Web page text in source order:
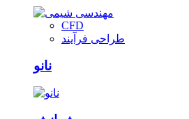
CFD
طراحی فرآیند
نانو